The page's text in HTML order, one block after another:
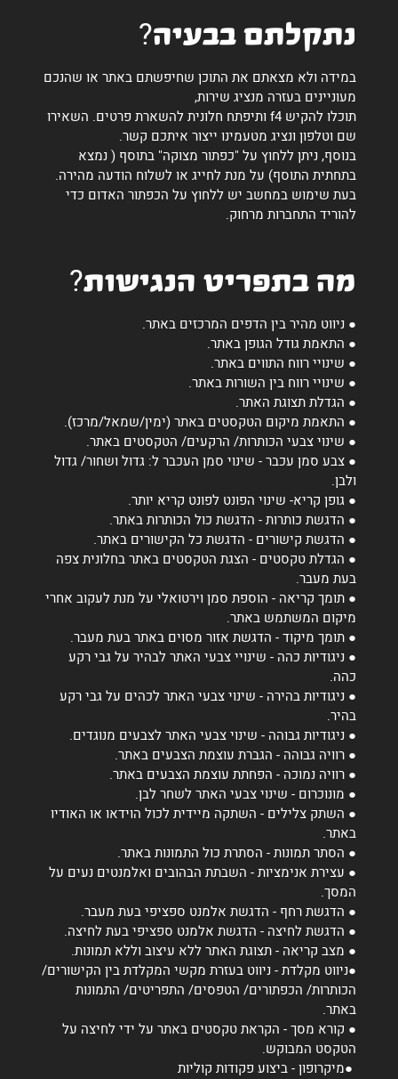
נתקלתם בבעיה?
במידה ולא מצאתם את התוכן שחיפשתם באתר או שהנכם
מעוניינים בעזרה מנציג שירות,
תוכלו להקיש f4 ותיפתח חלונית להשארת פרטים. השאירו
שם וטלפון ונציג מטעמינו ייצור איתכם קשר.
בנוסף, ניתן ללחוץ על "כפתור מצוקה" בתוסף ( נמצא
בתחתית התוסף) על מנת לחייג או לשלוח הודעה מהירה.
בעת שימוש במחשב יש ללחוץ על הכפתור האדום כדי
להוריד התחברות מרחוק.
מה בתפריט הנגישות?
● ניווט מהיר בין הדפים המרכזים באתר.
● התאמת גודל הגופן באתר.
● שינויי רווח התווים באתר.
● שינויי רווח בין השורות באתר.
● הגדלת תצוגת האתר.
● התאמת מיקום הטקסטים באתר (ימין/שמאל/מרכז).
● שינוי צבעי הכותרות/ הרקעים/ הטקסטים באתר.
● צבע סמן עכבר - שינוי סמן העכבר ל: גדול ושחור/ גדול
ולבן.
● גופן קריא- שינוי הפונט לפונט קריא יותר.
● הדגשת כותרות - הדגשת כול הכותרות באתר.
● הדגשת קישורים - הדגשת כל הקישורים באתר.
● הגדלת טקסטים - הצגת הטקסטים באתר בחלונית צפה
בעת מעבר.
● תומך קריאה - הוספת סמן וירטואלי על מנת לעקוב אחרי
מיקום המשתמש באתר.
● תומך מיקוד - הדגשת אזור מסוים באתר בעת מעבר.
● ניגודיות כהה - שינויי צבעי האתר לבהיר על גבי רקע
כהה.
● ניגודיות בהירה - שינוי צבעי האתר לכהים על גבי רקע
בהיר.
● ניגודיות גבוהה - שינוי צבעי האתר לצבעים מנוגדים.
● רוויה גבוהה - הגברת עוצמת הצבעים באתר.
● רוויה נמוכה - הפחתת עוצמת הצבעים באתר.
● מונוכרום - שינוי צבעי האתר לשחר לבן.
● השתק צלילים - השתקה מיידית לכול הוידאו או האודיו
באתר.
● הסתר תמונות - הסתרת כול התמונות באתר.
● עצירת אנימציות - השבתת הבהובים ואלמנטים נעים על
המסך.
● הדגשת רחף - הדגשת אלמנט ספציפי בעת מעבר.
● הדגשת לחיצה - הדגשת אלמנט ספציפי בעת לחיצה.
● מצב קריאה - תצוגת האתר ללא עיצוב וללא תמונות.
●ניווט מקלדת - ניווט בעזרת מקשי המקלדת בין הקישורים/
הכותרות/ הכפתורים/ הטפסים/ התפריטים/ התמונות
באתר.
● קורא מסך - הקראת טקסטים באתר על ידי לחיצה על
הטקסט המבוקש.
●מיקרופון - ביצוע פקודות קוליות